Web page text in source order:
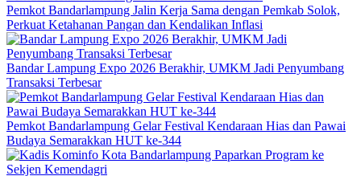
Pemkot Bandarlampung Jalin Kerja Sama dengan Pemkab Solok,
Perkuat Ketahanan Pangan dan Kendalikan Inflasi
Bandar Lampung Expo 2026 Berakhir, UMKM Jadi Penyumbang
Transaksi Terbesar
Pemkot Bandarlampung Gelar Festival Kendaraan Hias dan Pawai
Budaya Semarakkan HUT ke-344